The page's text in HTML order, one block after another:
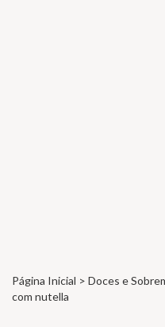
Página Inicial > Doces e
com nutella